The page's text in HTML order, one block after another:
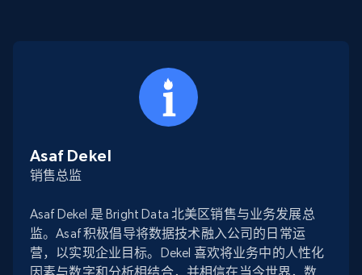
Asaf Dekel
销售总监
Asaf Dekel 是 Bright Data 北美区销售与业务发展总
监。Asaf 积极倡导将数据技术融入公司的日常运
营，以实现企业目标。Dekel 喜欢将业务中的人性化